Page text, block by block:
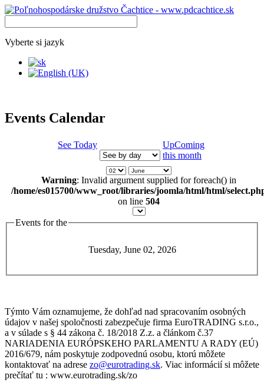
Vyberte si jazyk
Events Calendar
See Today
UpComing
this month
Warning: Invalid argument supplied for foreach() in
/home/es015700/www_root/libraries/joomla/html/html/
on line 504
Events for the
Tuesday, June 02, 2026
Týmto Vám oznamujeme, že dohľad nad spracovaním osobných
údajov v našej spoločnosti zabezpečuje firma EuroTRADING s.r.o.,
a v súlade s § 44 zákona č. 18/2018 Z.z. a článkom č.37
NARIADENIA EURÓPSKEHO PARLAMENTU A RADY (EÚ)
2016/679, nám poskytuje zodpovednú osobu, ktorú môžete
kontaktovať na adrese zo@eurotrading.sk. Viac informácií si môžete
prečítať tu : www.eurotrading.sk/zo